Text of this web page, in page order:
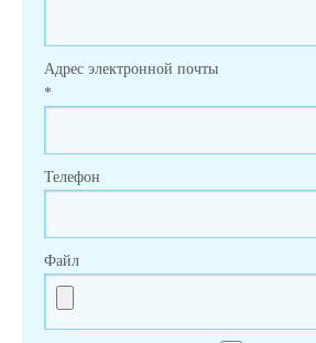
Адрес электронной почты
*
Телефон
Файл